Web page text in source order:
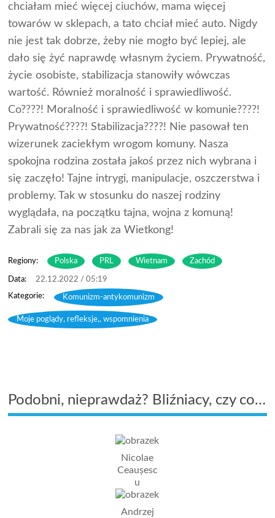
chciałam mieć więcej ciuchów, mama więcej
towarów w sklepach, a tato chciał mieć auto. Nigdy
nie jest tak dobrze, żeby nie mogło być lepiej, ale
dało się żyć naprawdę własnym życiem. Prywatność,
życie osobiste, stabilizacja stanowiły wówczas
wartość. Również moralność i sprawiedliwość.
Co????! Moralność i sprawiedliwość w komunie????!
Prywatność????! Stabilizacja????! Nie pasował ten
wizerunek zaciekłym wrogom komuny. Nasza
spokojna rodzina została jakoś przez nich wybrana i
się zaczęło! Tajne intrygi, manipulacje, oszczerstwa i
problemy. Tak w stosunku do naszej rodziny
wyglądała, na początku tajna, wojna z komuną!
Zabrali się za nas jak za Wietkong!
Regiony: Polska PRL Wietnam Zachód
22.12.2022 / 05:19
Komunizm-antykomunizm
Moje poglądy, refleksje,, wspomnienia
Podobni, nieprawdaż? Bliźniacy, czy co…
Nicolae
Ceaușesc
u
Andrzej